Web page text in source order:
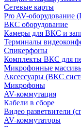
Сетевые карты
Pro AV-оборудование
ВКС оборудование
Камеры для ВКС и
Терминалы
Спикерфоны
Комплекты ВКС для
Микрофонные
Аксессуары (ВКС
Микрофоны
AV-коммутация
Кабели в сборе
Видео разветвители
AV-коммутаторы